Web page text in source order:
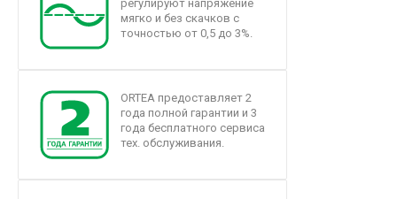
регулируют напряжение
мягко и без скачков с
точностью от 0,5 до 3%.
ORTEA предоставляет 2
года полной гарантии и 3
года бесплатного сервиса
тех. обслуживания.